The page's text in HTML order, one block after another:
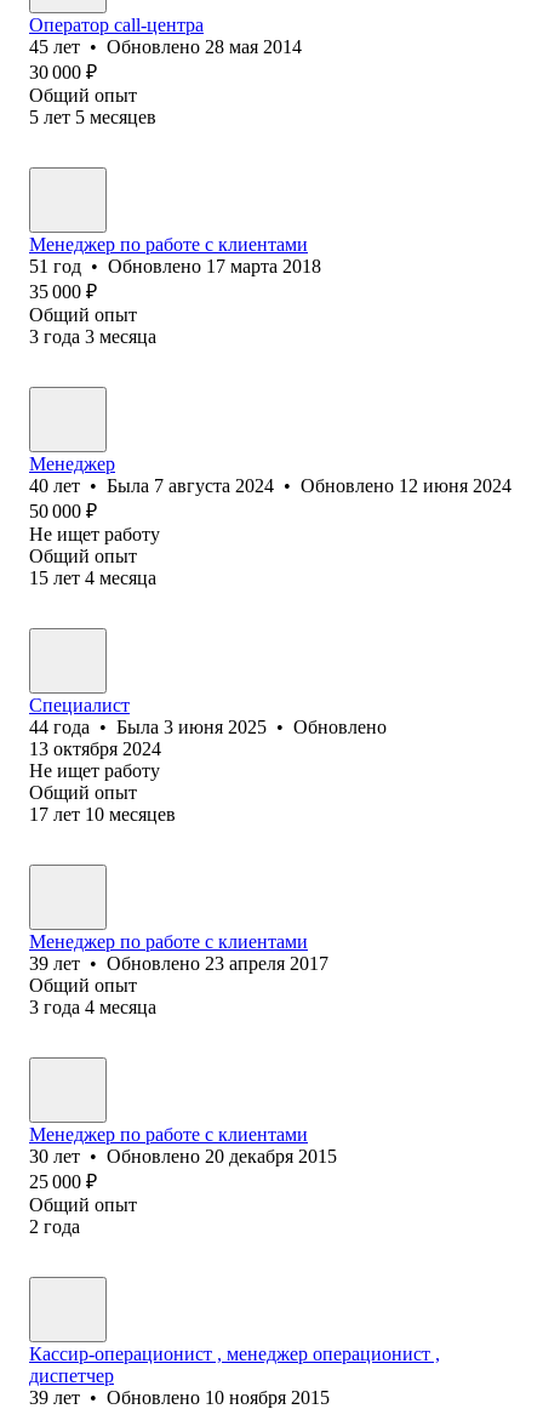
Оператор call-центра
45 лет • Обновлено 28 мая 2014
30 000 ₽
Общий опыт
5 лет 5 месяцев
Менеджер по работе с клиентами
51 год • Обновлено 17 марта 2018
35 000 ₽
Общий опыт
3 года 3 месяца
Менеджер
40 лет • Была 7 августа 2024 • Обновлено 12 июня 2024
50 000 ₽
Не ищет работу
Общий опыт
15 лет 4 месяца
Специалист
44 года • Была 3 июня 2025 • Обновлено
13 октября 2024
Не ищет работу
Общий опыт
17 лет 10 месяцев
Менеджер по работе с клиентами
39 лет • Обновлено 23 апреля 2017
Общий опыт
3 года 4 месяца
Менеджер по работе с клиентами
30 лет • Обновлено 20 декабря 2015
25 000 ₽
Общий опыт
2 года
Кассир-операционист , менеджер операционист ,
диспетчер
39 лет • Обновлено 10 ноября 2015